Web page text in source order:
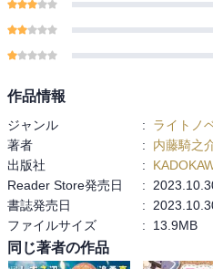
作品情報
ジャンル : ライトノ
著者
: 内藤騎之
出版社
:
Reader Store発売日
:
書誌発売日
:
ファイルサイズ
: 13.9MB
同じ著者の作品